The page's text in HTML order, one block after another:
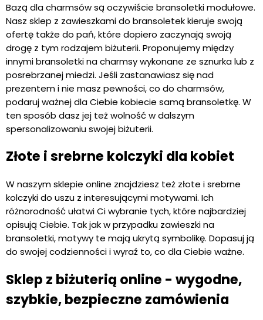
Bazą dla charmsów są oczywiście bransoletki modułowe.
Nasz sklep z zawieszkami do bransoletek kieruje swoją
ofertę także do pań, które dopiero zaczynają swoją
drogę z tym rodzajem biżuterii. Proponujemy między
innymi bransoletki na charmsy wykonane ze sznurka lub z
posrebrzanej miedzi. Jeśli zastanawiasz się nad
prezentem i nie masz pewności, co do charmsów,
podaruj ważnej dla Ciebie kobiecie samą bransoletkę. W
ten sposób dasz jej też wolność w dalszym
spersonalizowaniu swojej biżuterii.
Złote i srebrne kolczyki dla kobiet
W naszym sklepie online znajdziesz też złote i srebrne
kolczyki do uszu z interesującymi motywami. Ich
różnorodność ułatwi Ci wybranie tych, które najbardziej
opisują Ciebie. Tak jak w przypadku zawieszki na
bransoletki, motywy te mają ukrytą symbolikę. Dopasuj ją
do swojej codzienności i wyraź to, co dla Ciebie ważne.
Sklep z biżuterią online - wygodne,
szybkie, bezpieczne zamówienia